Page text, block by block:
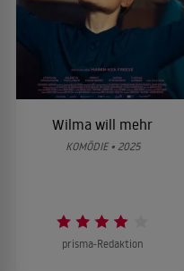
Wilma will mehr
KOMÖDIE • 2025
prisma-Redaktion